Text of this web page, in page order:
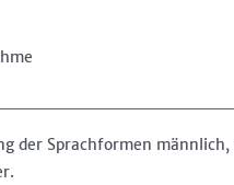
der Sprachformen